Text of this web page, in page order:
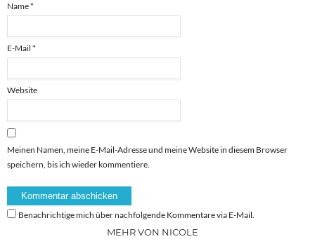
Name*
E-Mail *
Website
Meinen Namen, meine E-Mail-Adresse und meine Website in diesem Browser
speichern, bis ich wieder kommentiere.
Benachrichtige mich über nachfolgende Kommentare via E-Mail.
MEHR VON NICOLE